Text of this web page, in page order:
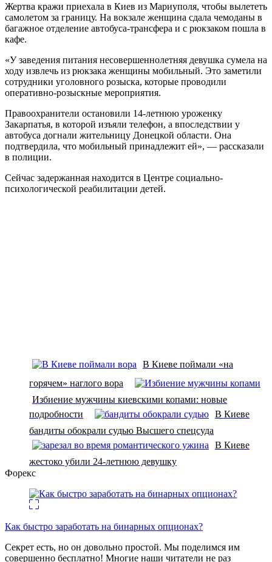
Жертва кражи приехала в Киев из Мариуполя, чтобы вылететь
самолетом за границу. На вокзале женщина сдала чемоданы в
багажное отделение автобуса-трансфера и с рюкзаком пошла в
кафе.
«У заведения питания несовершеннолетняя девушка сумела на
ходу извлечь из рюкзака женщины мобильный. Это заметили
сотрудники уголовного розыска, которые проводили
оперативно-розыскные мероприятия.
Правоохранители остановили 14-летнюю уроженку
Закарпатья, в которой изъяли телефон, а впоследствии у
автобуса догнали жительницу Донецкой области. Она
подтвердила, что мобильный принадлежит ей», — рассказали
в полиции.
Сейчас задержанная находится в Центре социально-
психологической реабилитации детей.
В Киеве поймали «на
горячем» наглого вора
Избиение мужчины киевскими копами: новые
подробности
В Киеве
бандиты обокрали судью Высшего спецсуда
В Киеве
жестоко убили 24-летнюю девушку
Форекс
Как быстро заработать на бинарных опционах?
Секрет есть, но он довольно простой. Мы поделимся им
совершенно бесплатно! Многие наши читатели не раз